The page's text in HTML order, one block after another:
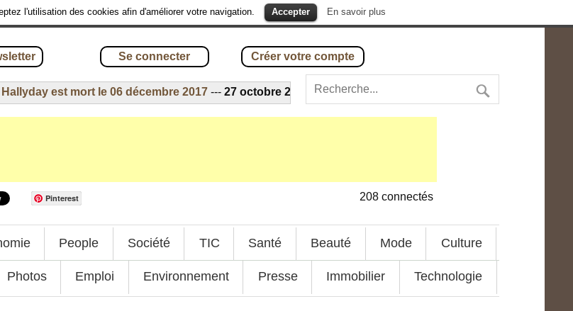
l'utilisation des cookies afin d'améliorer votre navigation. Accepter En savoir plus
Se connecter Créer votre compte
est mort le 06 décembre 2017 ---27 octobre 2016 - Présidents africains, les 10 plus anciens
Pinterest 208connectés
People Société TIC Santé Beauté Mode Culture
Photos Emploi Environnement Presse Immobilier Technologie